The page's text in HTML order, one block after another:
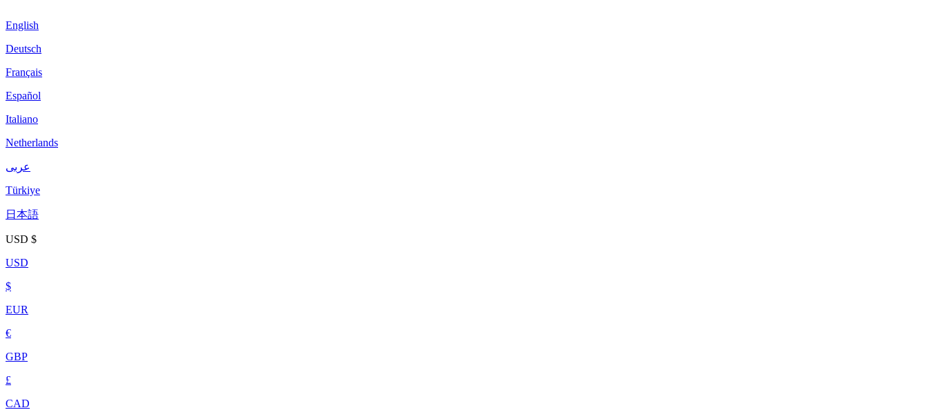
English
Deutsch
Français
Español
Italiano
Netherlands
عربى
Türkiye
日本語
USD $
USD
$
EUR
€
GBP
£
CAD